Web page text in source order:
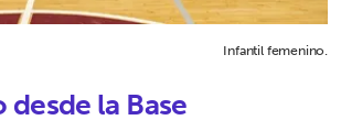
Infantil femenino.
la Base